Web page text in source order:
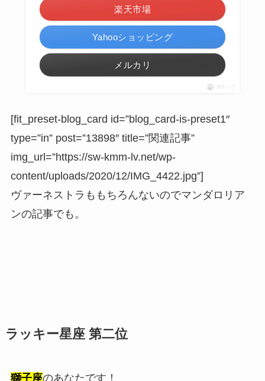
楽天市場
Yahooショッピング
メルカリ
ポチップ
[fit_preset-blog_card id=”blog_card-is-preset1″
type=”in” post=”13898″ title=”関連記事”
img_url=”https://sw-kmm-lv.net/wp-
content/uploads/2020/12/IMG_4422.jpg”]
ヴァーネストラももちろんないのでマンダロリア
ンの記事でも。
ラッキー星座 第二位
獅子座のあなたです！